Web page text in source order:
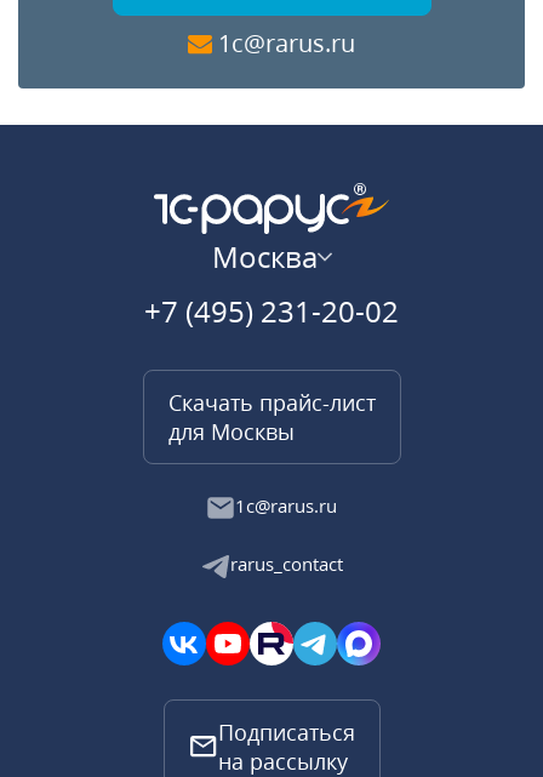
1c@rarus.ru
Москва
+7 (495) 231-20-02
Скачать прайс-лист
для Москвы
1c@rarus.ru
rarus_contact
Подписаться
на рассылку